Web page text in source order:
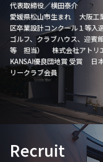
代表取締役／横田泰介
愛媛県松山市生まれ 大阪工
区卒業設計コンクール１等
ゴルフ、クラブハウス、迎賓
等 担当） 株式会社アトリ
KANSAI優良団地賞 受賞
リークラブ会員
Recruit